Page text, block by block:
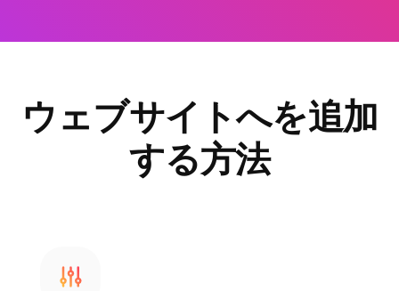
ウェブサイトへを追加
する方法